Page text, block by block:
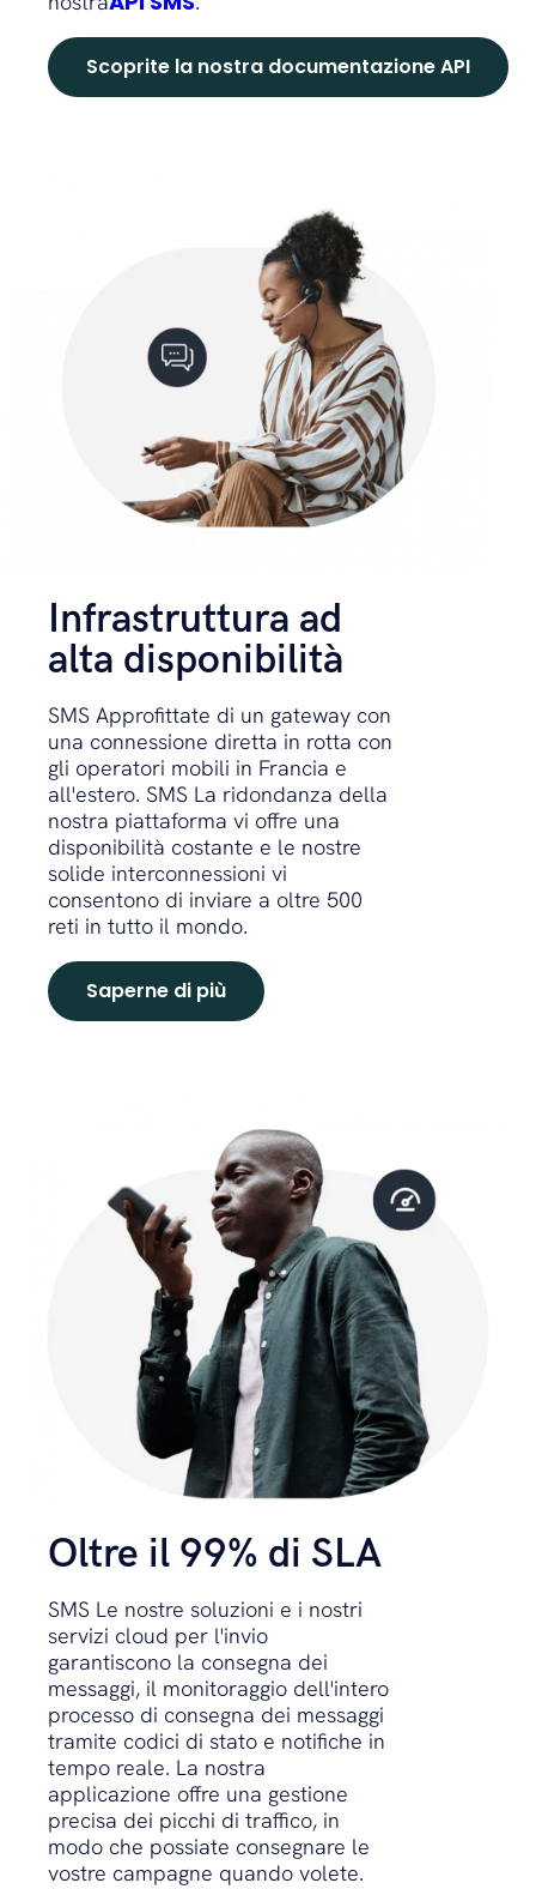
Scoprite la nostra documentazione API
Infrastruttura ad
alta disponibilità
SMS Approfittate di un gateway con
una connessione diretta in rotta con
gli operatori mobili in Francia e
all'estero. SMS La ridondanza della
nostra piattaforma vi offre una
disponibilità costante e le nostre
solide interconnessioni vi
consentono di inviare a oltre 500
reti in tutto il mondo.
Saperne di più
Oltre il 99% di SLA
SMS Le nostre soluzioni e i nostri
servizi cloud per l'invio
garantiscono la consegna dei
messaggi, il monitoraggio dell'intero
processo di consegna dei messaggi
tramite codici di stato e notifiche in
tempo reale. La nostra
applicazione offre una gestione
precisa dei picchi di traffico, in
modo che possiate consegnare le
vostre campagne quando volete.